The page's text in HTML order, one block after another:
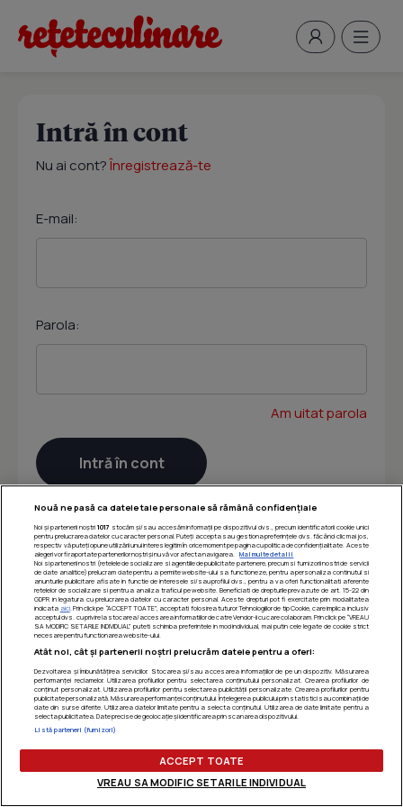
Intră în cont
Nu ai cont?Înregistrează-te
E-mail:
Parola:
Am uitat parola
Nouă ne pasă ca datele tale personale să rămână confidențiale
Noi și partenerii noștri 1017 stocăm și/sau accesăm informații pe dispozitivul dvs., precum identificatorii cookie unici
pentru prelucrarea datelor cu caracter personal. Puteți accepta sau gestiona preferințele dvs. făcând clic mai jos,
respectiv vă puteți opune utilizării unui interes legitim în orice moment pe pagina cu politica de confidențialitate. Aceste
alegeri vor fi raportate partenerilor noștri și nu vă vor afecta navigarea.
Mai multe detalii
Noi si partenerii nostri (retelele de socializare si agentiile de publicitate partenere, precum si furnizorii nostri de servicii
de date analitice) prelucram date pentru a permite website-ului sa functioneze, pentru a personaliza continutul si
anunturile publicitare afisate in functie de interesele si/sau profilul dvs., pentru a va oferi functionalitati aferente
retelelor de socializare si pentru a analiza traficul pe website. Beneficiati de drepturile prevazute de art. 15-22 din
GDPR in legatura cu prelucrarea datelor cu caracter personal. Aceste drepturi pot fi exercitate prin modalitatea
indicata aici. Prin click pe “ACCEPT TOATE”, acceptati folosirea tuturor Tehnologiilor de tip Cookie, care implica inclusiv
acceptul dvs. cu privire la stocarea/accesarea informatiilor de catre Vendor-ii cu care colaboram. Prin click pe “VREAU
SA MODIFIC SETARILE INDIVIDUAL” puteti schimba preferintele in mod individual, mai putin cele legate de cookie strict
necesare pentru functionarea website-ului.
Atât noi, cât și partenerii noștri prelucrăm datele pentru a oferi:
Dezvoltarea și îmbunătățirea serviciilor. Stocarea și/sau accesarea informațiilor de pe un dispozitiv. Măsurarea
performanței reclamelor. Utilizarea profilurilor pentru selectarea conținutului personalizat. Crearea profilurilor de
conținut personalizat. Utilizarea profilurilor pentru selectarea publicității personalizate. Crearea profilurilor pentru
publicitate personalizată. Măsurarea performanței conținutului. Înțelegerea publicului prin statistici sau combinații de
date din surse diferite. Utilizarea datelor limitate pentru a selecta conținutul. Utilizarea de date limitate pentru a
selecta publicitatea. Date precise de geolocație și identificarea prin scanarea dispozitivului.
Listă parteneri (furnizori)
ACCEPT TOATE
VREAU SA MODIFIC SETARILE INDIVIDUAL